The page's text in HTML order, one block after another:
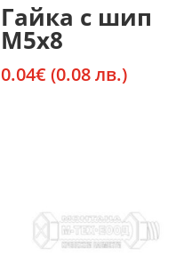
Гайка с шип
М5х8
0.04€ (0.08 лв.)